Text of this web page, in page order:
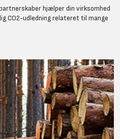
hjælper din virksomhed
CO2-udledning relateret til mange